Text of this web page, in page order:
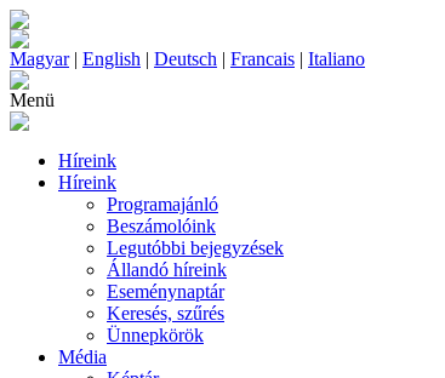
Magyar| English | Deutsch | Francais | Italiano
Menü
Híreink
Híreink
Programajánló
Beszámolóink
Legutóbbi bejegyzések
Állandó híreink
Eseménynaptár
Keresés, szűrés
Ünnepkörök
Média